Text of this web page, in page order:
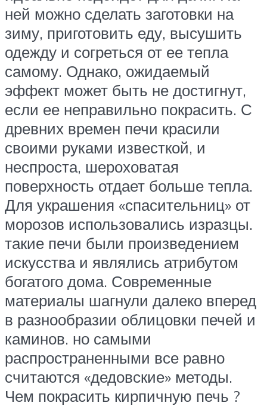
ней можно сделать заготовки на
зиму, приготовить еду, высушить
одежду и согреться от ее тепла
самому. Однако, ожидаемый
эффект может быть не достигнут,
если ее неправильно покрасить. С
древних времен печи красили
своими руками известкой, и
неспроста, шероховатая
поверхность отдает больше тепла.
Для украшения «спасительниц» от
морозов использовались изразцы.
такие печи были произведением
искусства и являлись атрибутом
богатого дома. Современные
материалы шагнули далеко вперед
в разнообразии облицовки печей и
каминов. но самыми
распространенными все равно
считаются «дедовские» методы.
Чем покрасить кирпичную печь ?